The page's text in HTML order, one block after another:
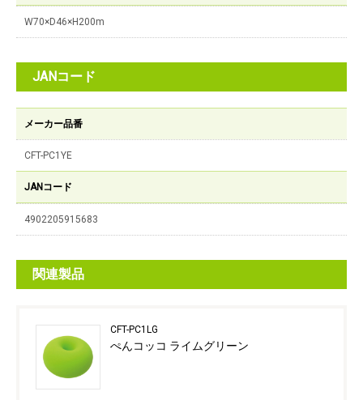
W70×D46×H200m
JANコード
メーカー品番
CFT-PC1YE
JANコード
4902205915683
関連製品
CFT-PC1LG
ぺんコッコ ライムグリーン